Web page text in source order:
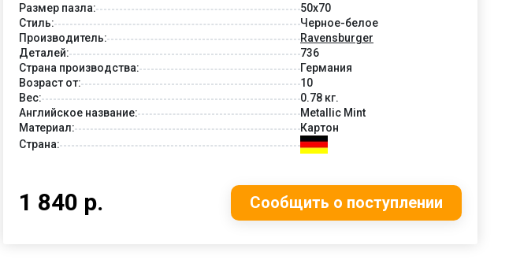
Размер пазла:
50x70
Стиль:
Черное-белое
Производитель:
Ravensburger
Деталей:
736
Страна производства:
Германия
Возраст от:
10
Вес:
0.78 кг.
Английское название:
Metallic Mint
Материал:
Картон
Страна:
1 840 р. Сообщить о поступлении